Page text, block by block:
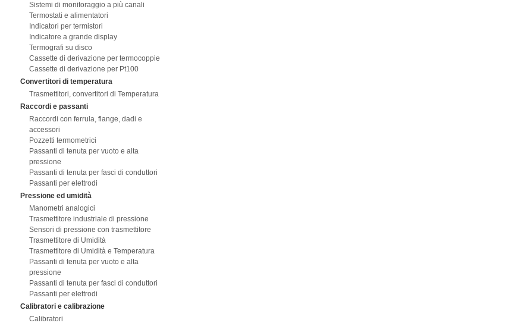
Sistemi di monitoraggio a più canali
Termostati e alimentatori
Indicatori per termistori
Indicatore a grande display
Termografi su disco
Cassette di derivazione per termocoppie
Cassette di derivazione per Pt100
Convertitori di temperatura
Trasmettitori, convertitori di Temperatura
Raccordi e passanti
Raccordi con ferrula, flange, dadi e
accessori
Pozzetti termometrici
Passanti di tenuta per vuoto e alta
pressione
Passanti di tenuta per fasci di conduttori
Passanti per elettrodi
Pressione ed umidità
Manometri analogici
Trasmettitore industriale di pressione
Sensori di pressione con trasmettitore
Trasmettitore di Umidità
Trasmettitore di Umidità e Temperatura
Passanti di tenuta per vuoto e alta
pressione
Passanti di tenuta per fasci di conduttori
Passanti per elettrodi
Calibratori e calibrazione
Calibratori